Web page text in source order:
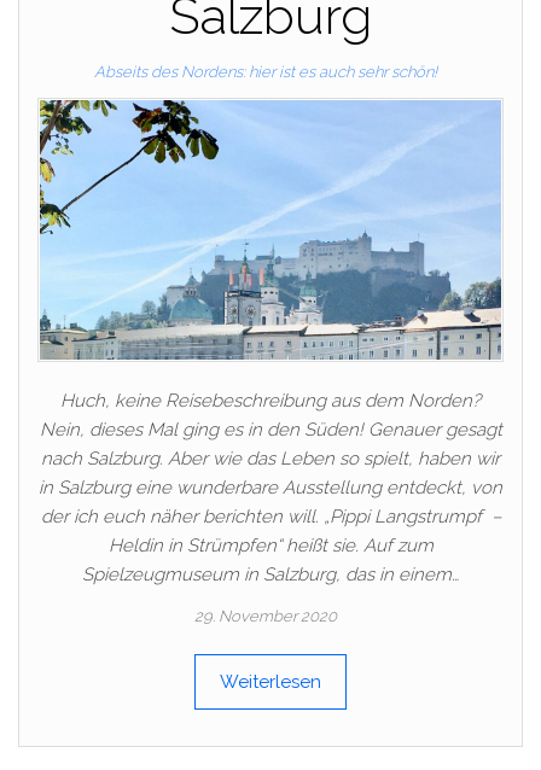
Salzburg
Abseits des Nordens: hier ist es auch sehr schön!
Huch, keine Reisebeschreibung aus dem Norden?
Nein, dieses Mal ging es in den Süden! Genauer gesagt
nach Salzburg. Aber wie das Leben so spielt, haben wir
in Salzburg eine wunderbare Ausstellung entdeckt, von
der ich euch näher berichten will. „Pippi Langstrumpf –
Heldin in Strümpfen“ heißt sie. Auf zum
Spielzeugmuseum in Salzburg, das in einem…
29. November 2020
Weiterlesen